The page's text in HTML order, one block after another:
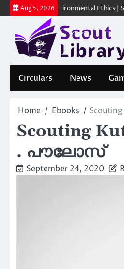
Skip
to
Aug 5, 2026
Scout Environmental Ethics | Scout
Circulars News
Home Ebooks
Scouting
. പൗലോസ്
September 24, 2020